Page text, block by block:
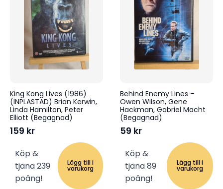
King Kong Lives (1986)
(INPLASTAD) Brian Kerwin,
Linda Hamilton, Peter
Elliott (Begagnad)
159 kr
Köp &
tjäna 239
poäng!
Lägg till i
varukorg
Behind Enemy Lines –
Owen Wilson, Gene
Hackman, Gabriel Macht
(Begagnad)
59 kr
Köp &
tjäna 89
poäng!
Lägg till i
varukorg